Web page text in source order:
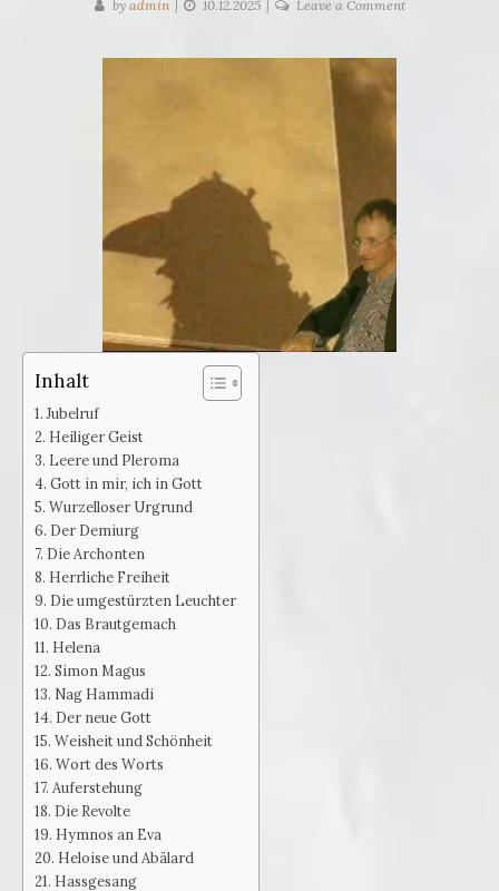
by admin 10.12.2025 Leave a Comment
Inhalt
Jubelruf
Heiliger Geist
Leere und Pleroma
Gott in mir, ich in Gott
Wurzelloser Urgrund
Der Demiurg
Die Archonten
Herrliche Freiheit
Die umgestürzten Leuchter
Das Brautgemach
Helena
Simon Magus
Nag Hammadi
Der neue Gott
Weisheit und Schönheit
Wort des Worts
Auferstehung
Die Revolte
Hymnos an Eva
Heloise und Abälard
Hassgesang